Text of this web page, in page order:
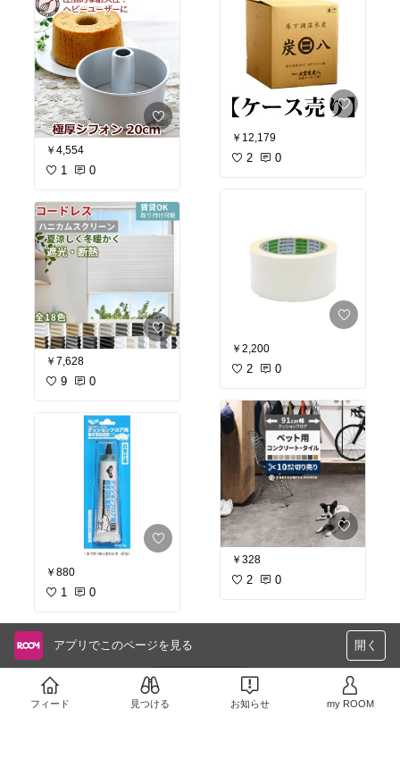
￥4,554
1 0
￥7,628
9 0
￥880
1 0
￥12,179
2 0
￥2,200
2 0
￥328
2 0
アプリでこのページを見る 開く
フィード 見つける お知らせ my ROOM